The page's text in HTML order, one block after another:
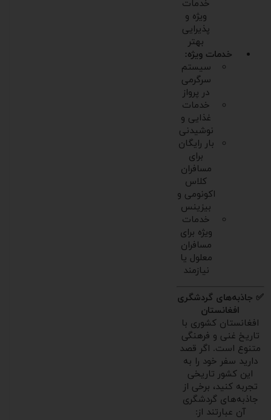
خدمات
ویژه و
پذیرایی
بهتر
خدمات ویژه:
سیستم
سرگرمی
در پرواز
خدمات
غذایی و
نوشیدنی
بار رایگان
برای
مسافران
کلاس
اکونومی و
بیزینس
خدمات
ویژه برای
مسافران
معلول یا
نیازمند
✅ جاذبه‌های گردشگری
افغانستان
افغانستان کشوری با
تاریخ غنی و فرهنگی
متنوع است. اگر قصد
دارید سفر خود را به
این کشور تاریخی
تجربه کنید، برخی از
جاذبه‌های گردشگری
آن عبارتند از: